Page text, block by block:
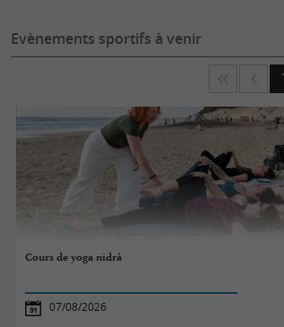
Evènements sportifs à venir
Cours de yoga nidrà
07/08/2026